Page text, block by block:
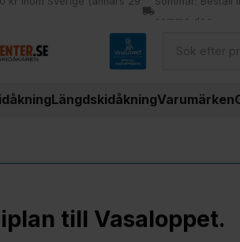
local_shipping
samma dag
LängdskidåkningVarumärken
till Vasaloppet.